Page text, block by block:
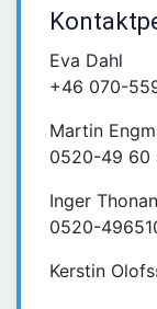
Eva Dahl
+46 070-
Martin
0520-49 60
Inger
0520-
Kerstin